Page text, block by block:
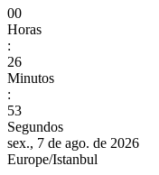
00
Horas
:
26
Minutos
:
55
Segundos
sex., 7 de ago. de 2026
Europe/Istanbul